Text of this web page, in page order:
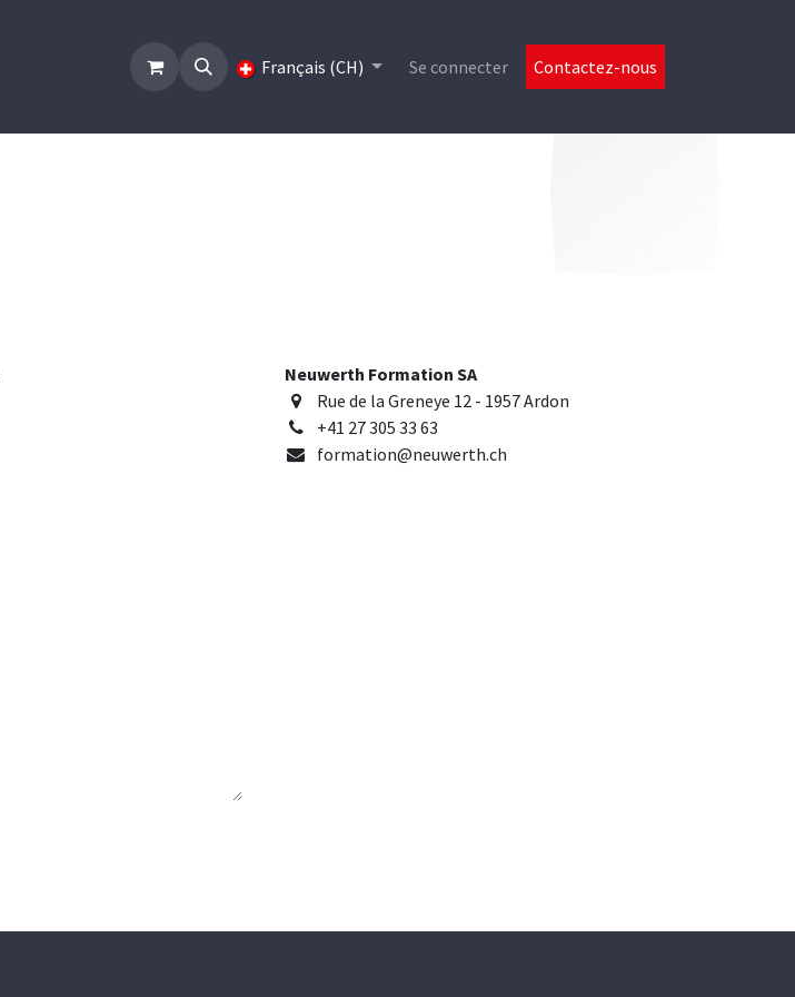
Infos, prix et contacts Postes
Français (CH) Se connecter Contactez-nous
Neuwerth Formation SA
Rue de la Greneye 12 - 1957 Ardon
+41 27 305 33 63
formation@neuwerth.ch